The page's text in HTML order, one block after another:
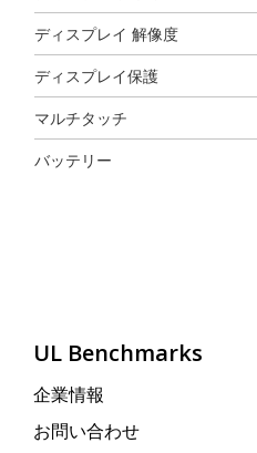
ディスプレイ 解像度
ディスプレイ保護
マルチタッチ
バッテリー
UL Benchmarks
企業情報
お問い合わせ